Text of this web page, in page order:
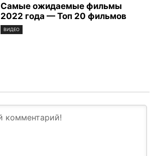
Самые ожидаемые фильмы
2022 года — Топ 20 фильмов
ВИДЕО